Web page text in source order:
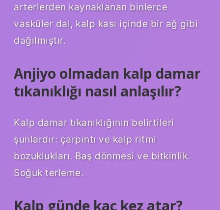
arterlerden kaynaklanan binlerce
vasküler dal, kalp kası içinde bir ağ gibi
dağılmıştır.
Anjiyo olmadan kalp damar
tıkanıklığı nasıl anlaşılır?
Kalp damar tıkanıklığının belirtileri
şunlardır: çarpıntı ve kalp ritmi
bozuklukları. Baş dönmesi ve bitkinlik.
Soğuk terleme.
Kalp günde kaç kez atar?